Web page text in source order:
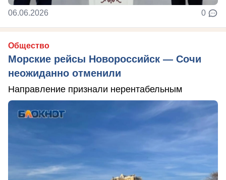
06.06.2026 0
Общество
Морские рейсы Новороссийск — Сочи
неожиданно отменили
Направление признали нерентабельным